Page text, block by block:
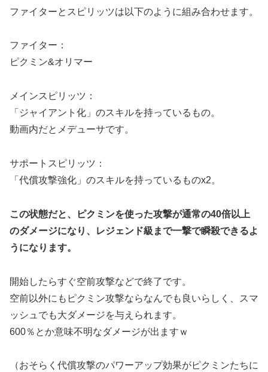
ファイターとスピリッツは以下のように組み合わせます。
ファイター：
ピクミン&オリマー
メインスピリッツ：
「ジャイアント化」のスキルを持っているもの。
動画内だとメデューサです。
サポートスピリッツ：
「代償攻撃強化」のスキルを持っているものx2。
この状態だと、ピクミンを使った攻撃が通常の40倍以上
のダメージになり、レジェンド級まで一撃で瞬殺できるよ
うになります。
開始したらすぐ空前攻撃などで終了です。
空前以外にもピクミン攻撃ならなんでも良いらしく、スマ
ッシュでも大ダメージを与えられます。
600％とか意味不明なダメージが出ますｗ
（おそらく代償攻撃のパワーアップ効果がピクミンたちに